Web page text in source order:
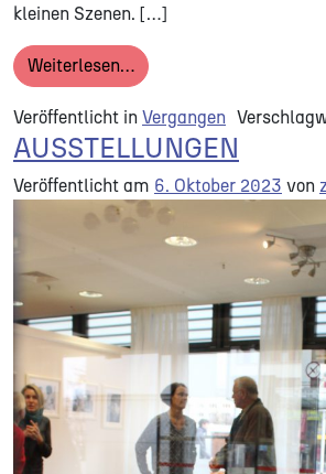
kleinen Szenen. […]
Weiterlesen…from APROPOS
Veröffentlicht in Vergangen
AUSSTELLUNGEN
Veröffentlicht am 6. Oktober 2023 von